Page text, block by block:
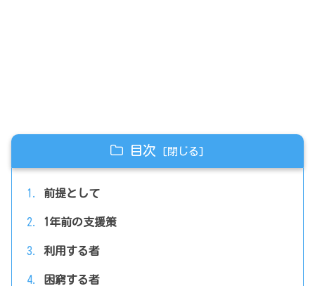
目次
前提として
1年前の支援策
利用する者
困窮する者